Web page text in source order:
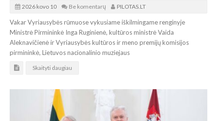
2026 kovo 10 Be komentarų PILOTAS.LT
Vakar Vyriausybės rūmuose vykusiame iškilmingame renginyje
Ministrė Pirmininkė Inga Ruginienė, kultūros ministrė Vaida
Aleknavičienė ir Vyriausybės kultūros ir meno premijų komisijos
pirmininkė, Lietuvos nacionalinio muziejaus
Skaityti daugiau